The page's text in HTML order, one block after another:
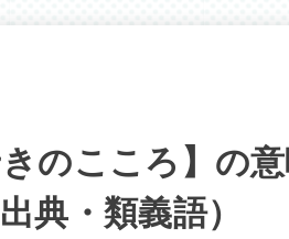
のこころ】の
典・類義語）